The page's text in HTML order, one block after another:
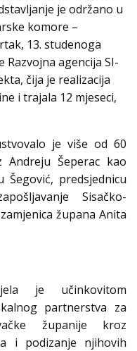
je održano u
komore –
13. studenoga
agencija SI-
čija je realizacija
i trajala 12 mjeseci,
je više od 60
Šeperac kao
Šegović, predsjednicu
Sisačko-
župana Anita
je učinkovitom
partnerstva za
županije kroz
i podizanje njihovih